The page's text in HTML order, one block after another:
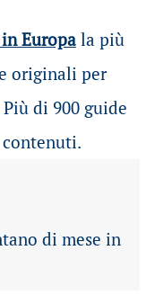
Europala più
originali per
di 900 guide
di mese in